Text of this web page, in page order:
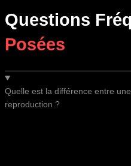
Questions
Posées
Quelle est la différence entre
reproduction ?